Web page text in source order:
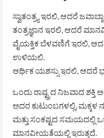
ಸ್ವಾತಂತ್ರ್ಯ ಇರಲಿ, ಆದರೆ
ತಂತ್ರಜ್ಞಾನ ಇರಲಿ, ಆದರೆ
ವೈಯಕ್ತಿಕ ಬೆಳವಣಿಗೆ ಇರಲಿ,
ಉಳಿಯಲಿ.
ಆರ್ಥಿಕ ಯಶಸ್ಸು ಇರಲಿ, ಆದರೆ
ಒಂದು ರಾಷ್ಟ್ರದ ನಿಜವಾದ ಶಕ್ತಿ
ಅದರ ಕುಟುಂಬಗಳಲ್ಲಿ, ಮಕ್ಕಳ
ಮತ್ತು ಸಂಕಷ್ಟದ ಸಮಯದಲ್ಲಿ
ಮಾನವೀಯತೆಯಲ್ಲಿ ಇರುತ್ತದೆ.